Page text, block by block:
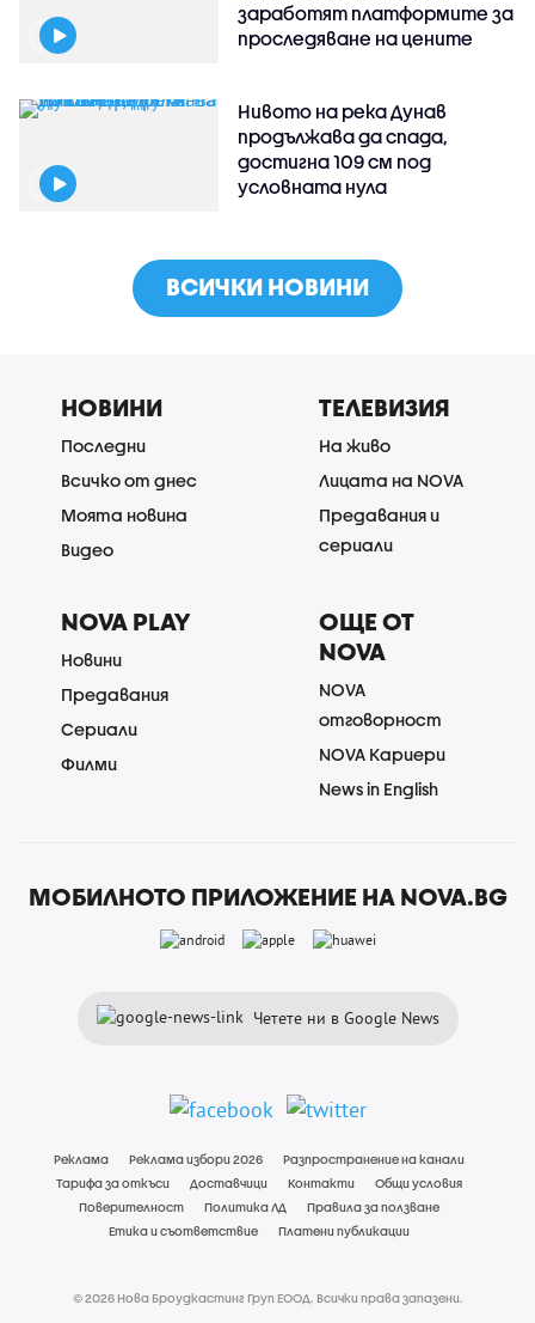
заработят платформите за
проследяване на цените
Нивото на река Дунав
продължава да спада,
достигна 109 см под
условната нула
ВСИЧКИ НОВИНИ
НОВИНИ
Последни
Всичко от днес
Моята новина
Видео
ТЕЛЕВИЗИЯ
На живо
Лицата на NOVA
Предавания и
сериали
NOVA PLAY
Новини
Предавания
Сериали
Филми
ОЩЕ ОТ
NOVA
NOVA
отговорност
NOVA Кариери
News in English
МОБИЛНОТО ПРИЛОЖЕНИЕ НА NOVA.BG
Четете ни в Google News
Реклама Реклама избори 2026
Разпространение на канали
Тарифа за откъси
Доставчици Контакти
Общи условия
Поверителност
Политика ЛД
Правила за ползване
Етика и съответствие
Платени публикации
© 2026 Нова Броудкастинг Груп ЕООД. Всички права запазени.